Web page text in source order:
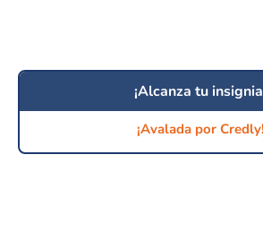
¡Alcanza tu
¡Avalada por Credly!